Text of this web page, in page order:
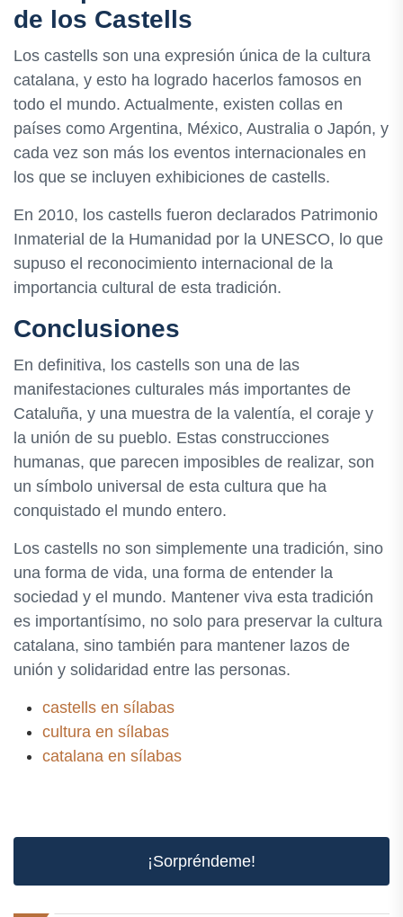
de los Castells
Los castells son una expresión única de la cultura
catalana, y esto ha logrado hacerlos famosos en
todo el mundo. Actualmente, existen collas en
países como Argentina, México, Australia o Japón, y
cada vez son más los eventos internacionales en
los que se incluyen exhibiciones de castells.
En 2010, los castells fueron declarados Patrimonio
Inmaterial de la Humanidad por la UNESCO, lo que
supuso el reconocimiento internacional de la
importancia cultural de esta tradición.
Conclusiones
En definitiva, los castells son una de las
manifestaciones culturales más importantes de
Cataluña, y una muestra de la valentía, el coraje y
la unión de su pueblo. Estas construcciones
humanas, que parecen imposibles de realizar, son
un símbolo universal de esta cultura que ha
conquistado el mundo entero.
Los castells no son simplemente una tradición, sino
una forma de vida, una forma de entender la
sociedad y el mundo. Mantener viva esta tradición
es importantísimo, no solo para preservar la cultura
catalana, sino también para mantener lazos de
unión y solidaridad entre las personas.
castells en sílabas
cultura en sílabas
catalana en sílabas
¡Sorpréndeme!